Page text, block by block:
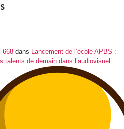
668 dans Lancement de l’école APBS :
talents de demain dans l’audiovisuel